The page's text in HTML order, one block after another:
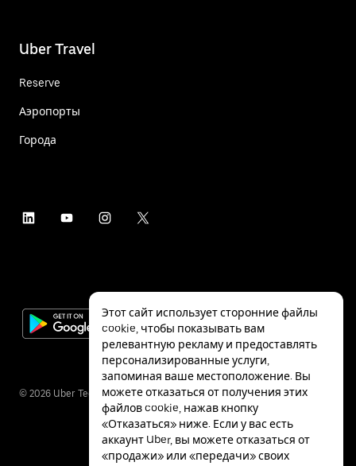
Uber Travel
Reserve
Аэропорты
Города
© 2026 Uber Technologies Inc.
Этот сайт использует сторонние файлы
cookie, чтобы показывать вам
релевантную рекламу и предоставлять
персонализированные услуги,
запоминая ваше местоположение. Вы
можете отказаться от получения этих
файлов cookie, нажав кнопку
«Отказаться» ниже. Если у вас есть
аккаунт Uber, вы можете отказаться от
«продажи» или «передачи» своих